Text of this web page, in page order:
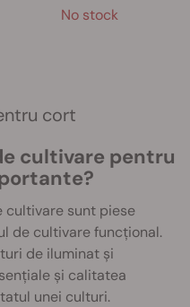
No stock
cort
cultivare pentru
sunt piese
de cultivare funcțional.
de iluminat și
și calitatea
unei culturi.